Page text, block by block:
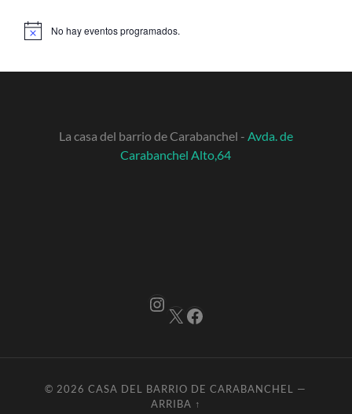
Aviso No hay eventos programados.
La casa del barrio de Carabanchel - Avda. de
Carabanchel Alto,64
Instagram
X Facebook
© 2026CASA DEL BARRIO DE CARABANCHEL
—
ARRIBA ↑